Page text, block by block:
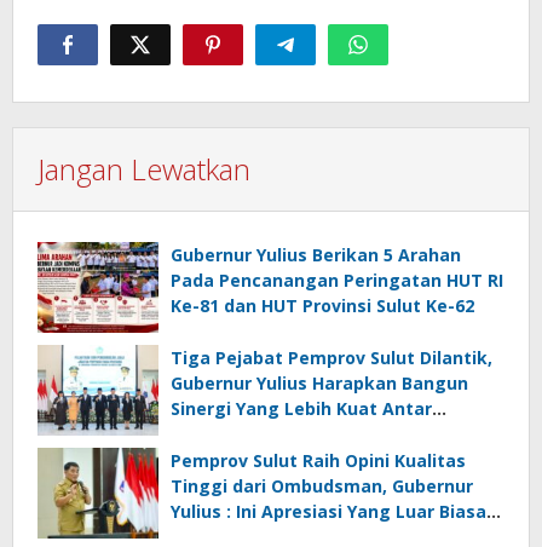
Jangan Lewatkan
Gubernur Yulius Berikan 5 Arahan
Pada Pencanangan Peringatan HUT RI
Ke-81 dan HUT Provinsi Sulut Ke-62
Tiga Pejabat Pemprov Sulut Dilantik,
Gubernur Yulius Harapkan Bangun
Sinergi Yang Lebih Kuat Antar
Pemprov Sulut Raih Opini Kualitas
Tinggi dari Ombudsman, Gubernur
Yulius : Ini Apresiasi Yang Luar Biasa,